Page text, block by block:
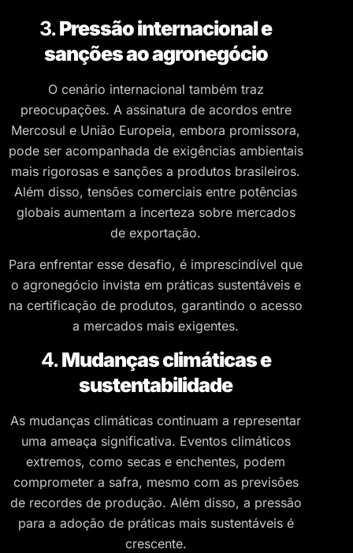
3.Pressão internacional e
sanções ao agronegócio
O cenário internacional também traz
preocupações. A assinatura de acordos entre
Mercosul e União Europeia, embora promissora,
pode ser acompanhada de exigências ambientais
mais rigorosas e sanções a produtos brasileiros.
Além disso, tensões comerciais entre potências
globais aumentam a incerteza sobre mercados
de exportação.
Para enfrentar esse desafio, é imprescindível que
o agronegócio invista em práticas sustentáveis e
na certificação de produtos, garantindo o acesso
a mercados mais exigentes.
4.Mudanças climáticas e
sustentabilidade
As mudanças climáticas continuam a representar
uma ameaça significativa. Eventos climáticos
extremos, como secas e enchentes, podem
comprometer a safra, mesmo com as previsões
de recordes de produção. Além disso, a pressão
para a adoção de práticas mais sustentáveis é
crescente.